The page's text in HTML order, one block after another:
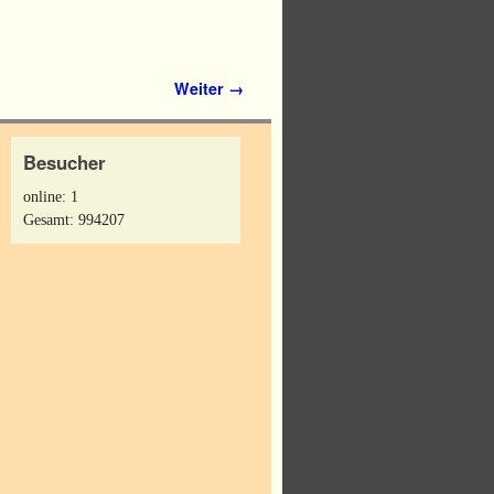
Weiter →
Besucher
online: 1
Gesamt: 994207